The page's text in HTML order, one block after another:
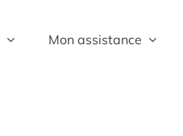
Mon assistance